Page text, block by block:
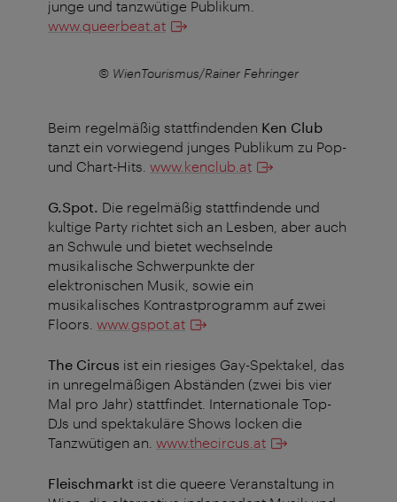
junge und tanzwütige Publikum.
www.queerbeat.at
© WienTourismus/Rainer Fehringer
Beim regelmäßig stattfindenden Ken Club
tanzt ein vorwiegend junges Publikum zu Pop-
und Chart-Hits. www.kenclub.at
G.Spot. Die regelmäßig stattfindende und
kultige Party richtet sich an Lesben, aber auch
an Schwule und bietet wechselnde
musikalische Schwerpunkte der
elektronischen Musik, sowie ein
musikalisches Kontrastprogramm auf zwei
Floors. www.gspot.at
The Circus ist ein riesiges Gay-Spektakel, das
in unregelmäßigen Abständen (zwei bis vier
Mal pro Jahr) stattfindet. Internationale Top-
DJs und spektakuläre Shows locken die
Tanzwütigen an. www.thecircus.at
Fleischmarkt ist die queere Veranstaltung in